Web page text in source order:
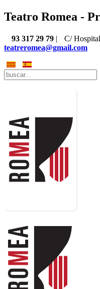
Teatro Romea -
93 317 29 79 |
C/
teatreromea@gmail.com